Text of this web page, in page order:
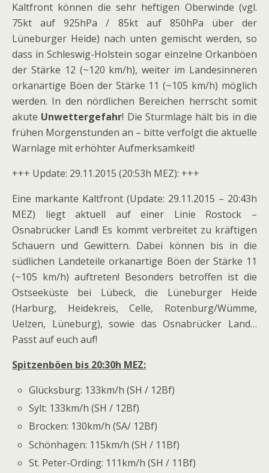
Kaltfront können die sehr heftigen Oberwinde (vgl.
75kt auf 925hPa / 85kt auf 850hPa über der
Lüneburger Heide) nach unten gemischt werden, so
dass in Schleswig-Holstein sogar einzelne Orkanböen
der Stärke 12 (~120 km/h), weiter im Landesinneren
orkanartige Böen der Stärke 11 (~105 km/h) möglich
werden. In den nördlichen Bereichen herrscht somit
akute Unwettergefahr! Die Sturmlage hält bis in die
frühen Morgenstunden an – bitte verfolgt die aktuelle
Warnlage mit erhöhter Aufmerksamkeit!
+++ Update: 29.11.2015 (20:53h MEZ): +++
Eine markante Kaltfront (Update: 29.11.2015 – 20:43h
MEZ) liegt aktuell auf einer Linie ‪Rostock‬ –
Osnabrücker Land! Es kommt verbreitet zu kräftigen
‪Schauern‬ und ‪Gewittern‬. Dabei können bis in die
südlichen Landeteile orkanartige Böen der Stärke 11
(~105 km/h) auftreten! Besonders betroffen ist die
Ostseeküste bei ‎Lübeck‬, die Lüneburger Heide
(‪‎Harburg‬, ‪Heidekreis‬, ‪Celle‬, ‪‎Rotenburg‬/Wümme,
‪Uelzen‬, ‎Lüneburg‬), sowie das Osnabrücker Land…
Passt auf euch auf!
Spitzenböen bis 20:30h MEZ:
‪Glücksburg‬: 133km/h (SH / 12Bf)
‪Sylt‬: 133km/h (SH / 12Bf)
‪Brocken‬: 130km/h (SA/ 12Bf)
‪Schönhagen‬: 115km/h (SH / 11Bf)
St. Peter-Ording: 111km/h (SH / 11Bf)